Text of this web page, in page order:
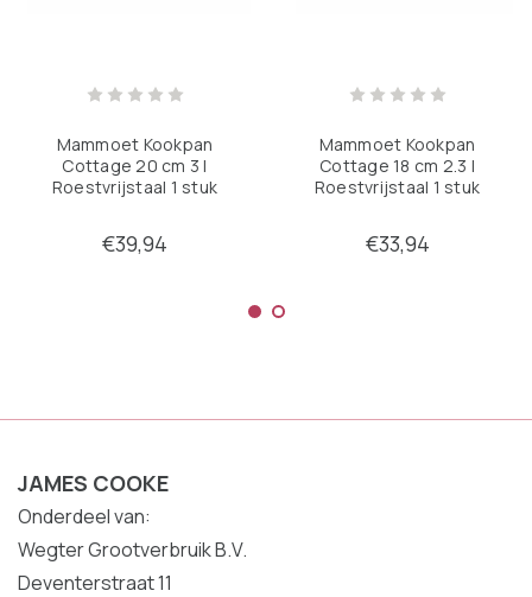
Mammoet Kookpan
Cottage 20 cm 3 l
Roestvrijstaal 1 stuk
€39,94
Mammoet Kookpan
Cottage 18 cm 2.3 l
Roestvrijstaal 1 stuk
€33,94
JAMES COOKE
Onderdeel van:
Wegter Grootverbruik B.V.
Deventerstraat 11